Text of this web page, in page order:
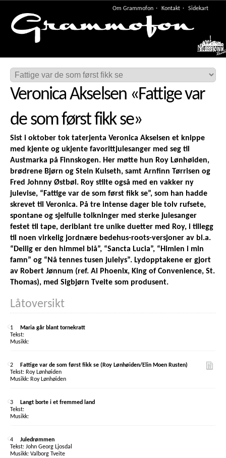
Om Grammofon Kontakt Sidekart
Meny
Veronica Akselsen «Fattige var
de som først fikk se»
Sist i oktober tok taterjenta Veronica Akselsen et knippe
med kjente og ukjente favorittjulesanger med seg til
Austmarka på Finnskogen. Her møtte hun Roy Lønhøiden,
brødrene Bjørn og Stein Kulseth, samt Arnfinn Tørrisen og
Fred Johnny Østbøl. Roy stilte også med en vakker ny
julevise, “Fattige var de som først fikk se”, som han hadde
skrevet til Veronica. På tre intense dager ble tolv rufsete,
spontane og sjelfulle tolkninger med sterke julesanger
festet til tape, deriblant tre unike duetter med Roy, i tillegg
til noen virkelig jordnære bedehus-roots-versjoner av bl.a.
“Deilig er den himmel blå”, “Sancta Lucia”, “Himlen i min
famn” og “Nå tennes tusen julelys”. Lydopptakene er gjort
av Robert Jønnum (ref. Ai Phoenix, King of Convenience, St.
Thomas), med Sigbjørn Tveite som produsent.
Låtoversikt
1 Maria går blant tornekratt
2
Fattige var de som først fikk se (Roy Lønhøiden/Elin Moen Rusten)
Roy Lønhøiden
Roy Lønhøiden
3 Langt borte i et fremmed land
4
Juledrømmen
John Georg Ljosdal
Valborg Tveite